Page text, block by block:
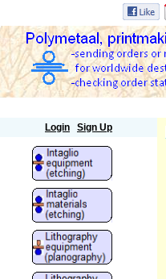
Login Sign Up